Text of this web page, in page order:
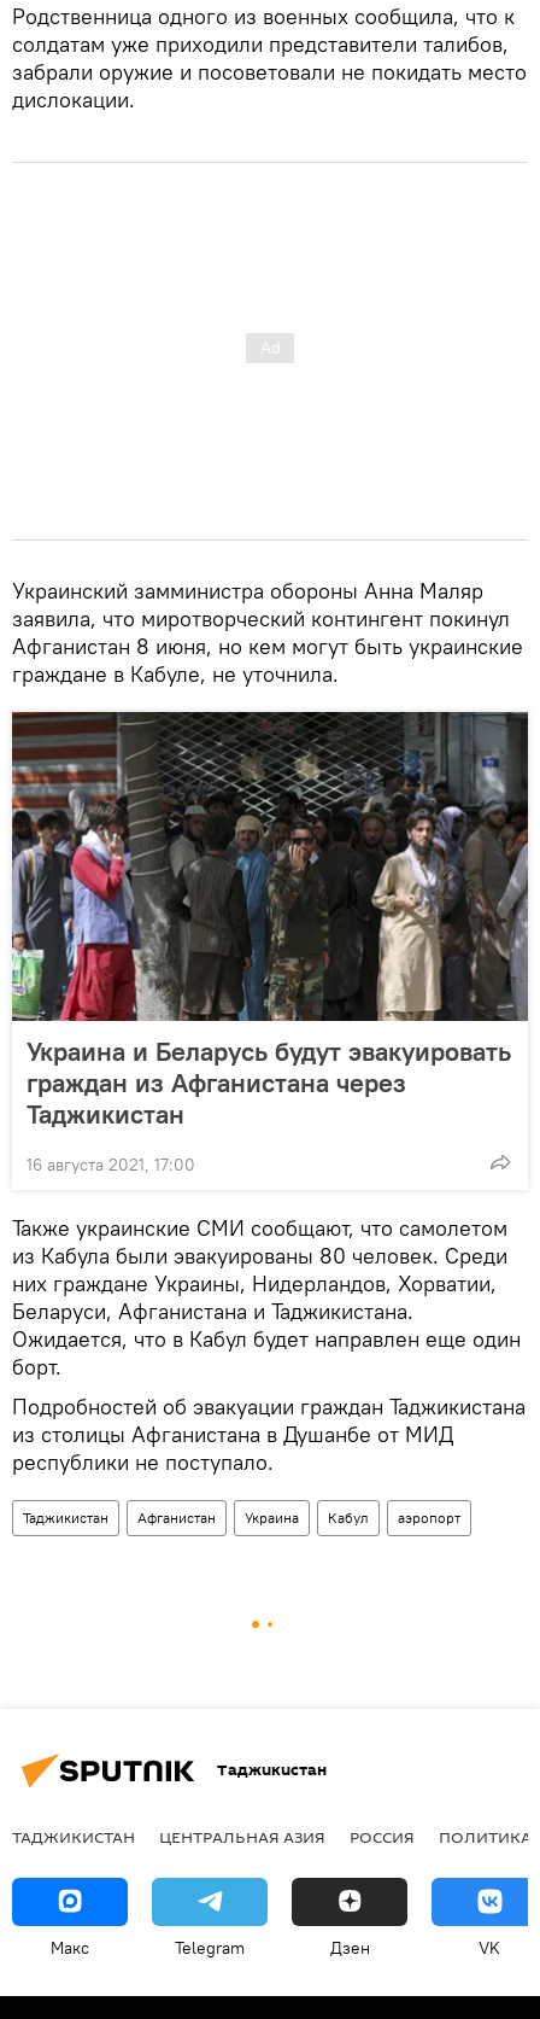
Родственница одного из военных сообщила, что к
солдатам уже приходили представители талибов,
забрали оружие и посоветовали не покидать место
дислокации.
Украинский замминистра обороны Анна Маляр
заявила, что миротворческий контингент покинул
Афганистан 8 июня, но кем могут быть украинские
граждане в Кабуле, не уточнила.
Украина и Беларусь будут эвакуировать
граждан из Афганистана через
Таджикистан
16 августа 2021, 17:00
Также украинские СМИ сообщают, что самолетом
из Кабула были эвакуированы 80 человек. Среди
них граждане Украины, Нидерландов, Хорватии,
Беларуси, Афганистана и Таджикистана.
Ожидается, что в Кабул будет направлен еще один
борт.
Подробностей об эвакуации граждан Таджикистана
из столицы Афганистана в Душанбе от МИД
республики не поступало.
Таджикистан Афганистан Украина Кабул аэропорт
Таджикистан
ТАДЖИКИСТАН ЦЕНТРАЛЬНАЯ АЗИЯ РОССИЯ ПОЛИТИКА
Макс Telegram Дзен VK